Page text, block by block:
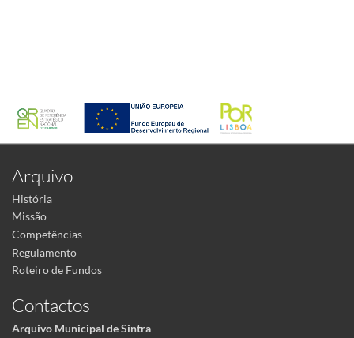
Arquivo
História
Missão
Competências
Regulamento
Roteiro de Fundos
Contactos
Arquivo Municipal de Sintra